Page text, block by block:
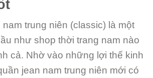
trung niên (classic) là một
như shop thời trang nam nào
cả. Nhờ vào những lợi thế kinh
jean nam trung niên mới có